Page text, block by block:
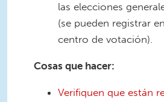
las elecciones
(se pueden registrar
centro de votación).
Cosas que hacer:
Verifiquen que están